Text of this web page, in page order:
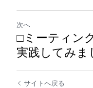
次へ
□ミーティン
実践してみま
サイトへ戻る